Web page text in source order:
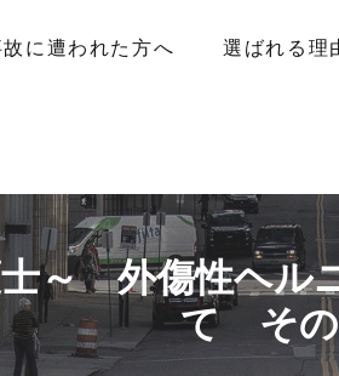
に遭われた方へ 選ばれる理
～ 外傷性ヘル
て その